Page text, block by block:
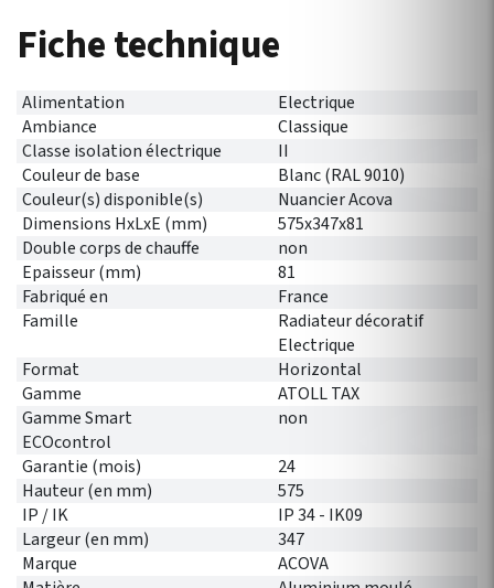
Fiche technique
Alimentation
Electrique
Ambiance
Classique
Classe isolation électrique
II
Couleur de base
Blanc (RAL 9010)
Couleur(s) disponible(s)
Nuancier Acova
Dimensions HxLxE (mm)
575x347x81
Double corps de chauffe
non
Epaisseur (mm)
81
Fabriqué en
France
Famille
Radiateur décoratif
Electrique
Format
Horizontal
Gamme
ATOLL TAX
Gamme Smart
ECOcontrol
non
Garantie (mois)
24
Hauteur (en mm)
575
IP / IK
IP 34 - IK09
Largeur (en mm)
347
Marque
ACOVA